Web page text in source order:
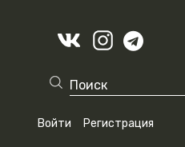
Войти Регистрация